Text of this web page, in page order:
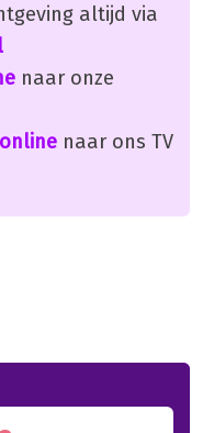
altijd via
naar onze
naar ons TV